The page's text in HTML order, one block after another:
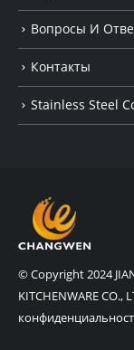
Вопросы И
Контакты
Stainless Steel
© Copyright 2024
KITCHENWARE